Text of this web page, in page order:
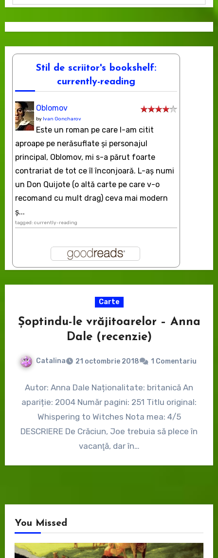
Stil de scriitor's bookshelf:
currently-reading
Oblomov
by Ivan Goncharov
Este un roman pe care l-am citit
aproape pe nerăsuflate şi personajul
principal, Oblomov, mi s-a părut foarte
contrariat de tot ce îl înconjoară. L-aş numi
un Don Quijote (o altă carte pe care v-o
recomand cu mult drag) ceva mai modern
ș...
tagged: currently-reading
Carte
Șoptindu-le vrăjitoarelor – Anna
Dale (recenzie)
Catalina 21 octombrie 2018 1 Comentariu
Autor: Anna Dale Naționalitate: britanică An
apariție: 2004 Număr pagini: 251 Titlu original:
Whispering to Witches Nota mea: 4/5
DESCRIERE De Crăciun, Joe trebuia să plece în
vacanţă, dar în…
You Missed